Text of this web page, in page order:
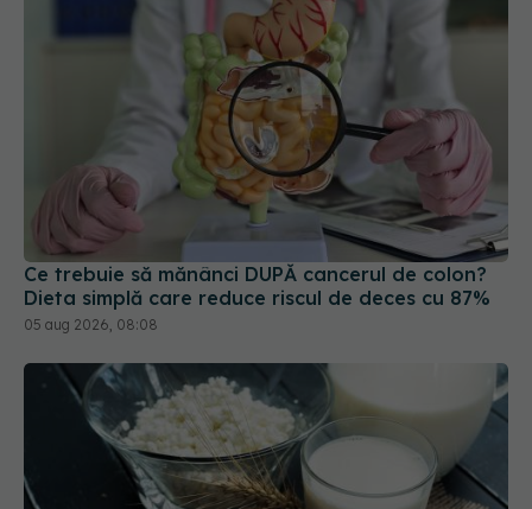
Ce trebuie să mănânci DUPĂ cancerul de colon?
Dieta simplă care reduce riscul de deces cu 87%
05 aug 2026, 08:08